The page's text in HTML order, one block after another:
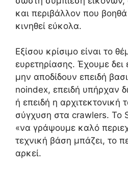
και περιβάλλον που
κινηθεί εύκολα.
Εξίσου κρίσιμο είναι το
ευρετηρίασης. Έχουμε δει
μην αποδίδουν επειδή
noindex, επειδή υπήρχαν
ή επειδή η αρχιτεκτονική
σύγχυση στα crawlers. Το
«να γράψουμε καλό
τεχνική βάση μπάζει, το
αρκεί.